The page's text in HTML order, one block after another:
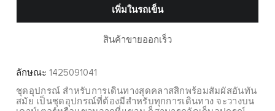
เพิ่มในรถเข็น
สินค้าขายออกเร็ว
ลักษณะ 1425091041
ชุดอุปกรณ์ สำหรับการเดินทางสุดคลาสสิกพร้อมสัมผัสอันทัน
สมัย เป็นชุดอุปกรณ์ที่ต้องมีสำหรับทุกการเดินทาง จะวางบน